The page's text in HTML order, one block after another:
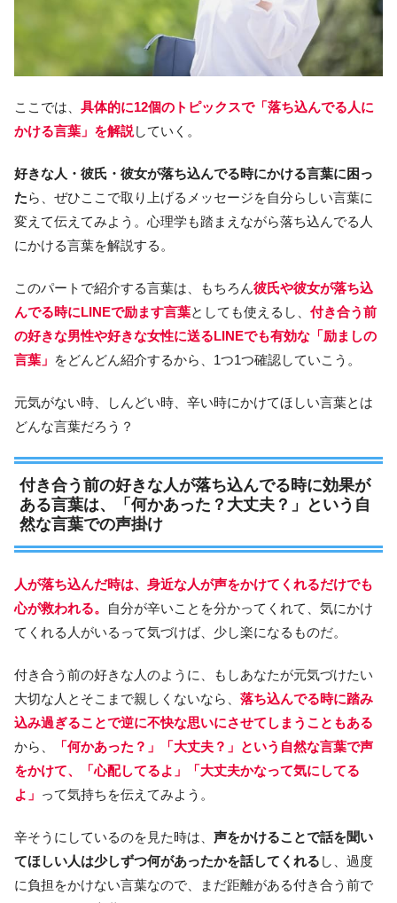
ここでは、 具体的に12個のトピックスで「落ち込んでる人に
かける言葉」を解説していく。
好きな人・彼氏・彼女が落ち込んでる時にかける言葉に困っ
たら、ぜひここで取り上げるメッセージを自分らしい言葉に
変えて伝えてみよう。心理学も踏まえながら落ち込んでる人
にかける言葉を解説する。
このパートで紹介する言葉は、もちろん彼氏や彼女が落ち込
んでる時にLINEで励ます言葉としても使えるし、 付き合う前
の好きな男性や好きな女性に送るLINEでも有効な「励ましの
言葉」 をどんどん紹介するから、1つ1つ確認していこう。
元気がない時、しんどい時、辛い時にかけてほしい言葉とは
どんな言葉だろう？
付き合う前の好きな人が落ち込んでる時に効果が
ある言葉は、「何かあった？大丈夫？」という自
然な言葉での声掛け
人が落ち込んだ時は、身近な人が声をかけてくれるだけでも
心が救われる。
自分が辛いことを分かってくれて、気にかけ
てくれる人がいるって気づけば、少し楽になるものだ。
付き合う前の好きな人のように、もしあなたが元気づけたい
大切な人とそこまで親しくないなら、 落ち込んでる時に踏み
込み過ぎることで逆に不快な思いにさせてしまうこともある
から、
「何かあった？」「大丈夫？」という自然な言葉で声
をかけて、「心配してるよ」「大丈夫かなって気にしてる
よ」 って気持ちを伝えてみよう。
辛そうにしているのを見た時は、 声をかけることで話を聞い
てほしい人は少しずつ何があったかを話してくれる し、過度
に負担をかけない言葉なので、まだ距離がある付き合う前で